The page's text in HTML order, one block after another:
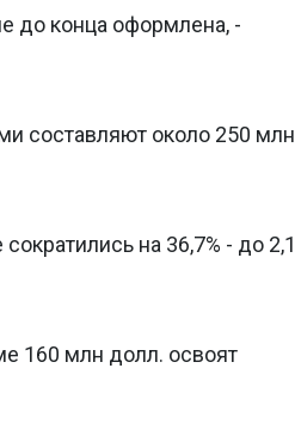
до конца оформлена, -
составляют около 250 млн
на 36,7% - до 2,1
160 млн долл. освоят